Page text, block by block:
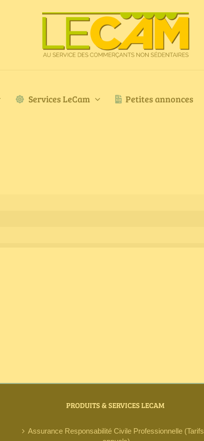
Services LeCam Petites annonces
PRODUITS & SERVICES LECAM
Assurance Responsabilité Civile Professionnelle (Tarifs